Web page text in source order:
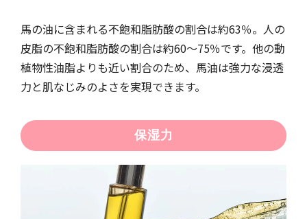
馬の油に含まれる不飽和脂肪酸の割合は約63％。人の
皮脂の不飽和脂肪酸の割合は約60～75％です。他の動
植物性油脂よりも近い割合のため、馬油は強力な浸透
力と肌なじみのよさを実現できます。
保湿力